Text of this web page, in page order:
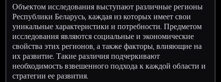
Объектом исследования выступают различные регионы
Республики Беларусь, каждая из которых имеет свои
уникальные характеристики и потребности. Предметом
исследования являются социальные и экономические
свойства этих регионов, а также факторы, влияющие на
их развитие. Такие различия подчеркивают
необходимость взвешенного подхода к каждой области и
стратегии ее развития.